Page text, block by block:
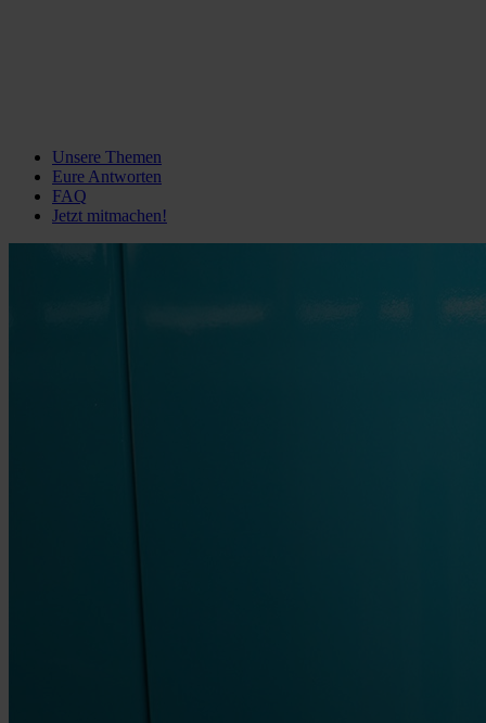
Unsere Themen
Eure Antworten
FAQ
Jetzt mitmachen!